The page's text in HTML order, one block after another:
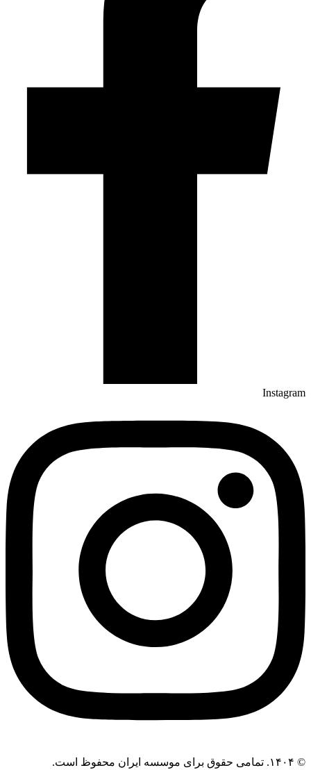
Instagram
© ۱۴۰۴. تمامی حقوق برای موسسه ایران محفوظ است.